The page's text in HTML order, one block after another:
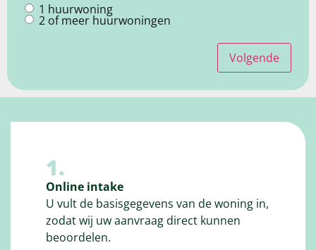
Soort
aanvraag(Vereist)
1 huurwoning
2 of meer huurwoningen
Volgende
1.
Online intake
U vult de basisgegevens van de woning in,
zodat wij uw aanvraag direct kunnen
beoordelen.